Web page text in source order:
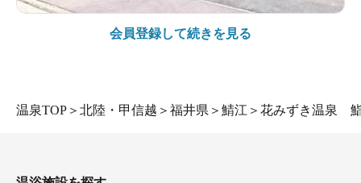
会員登録して続きを見る
温泉TOP ＞ 北陸・甲信越 ＞ 福井県 ＞ 鯖江 ＞ 花みずき温泉